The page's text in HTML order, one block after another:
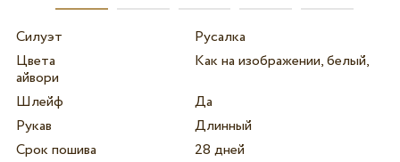
Силуэт
Русалка
Цвета
Как на изображении, белый,
айвори
Шлейф
Да
Рукав
Длинный
Срок пошива
28 дней